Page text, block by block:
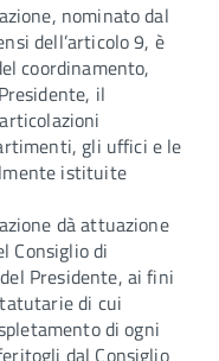
nominato dal
dell’articolo 9, è
coordinamento,
il
gli uffici e le
istituite
dà attuazione
Consiglio di
Presidente, ai fini
di cui
di ogni